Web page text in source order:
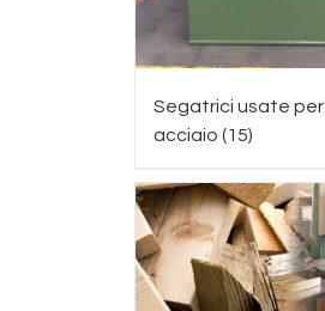
Segatrici usate per
acciaio (15)